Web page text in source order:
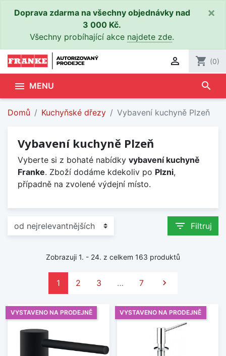
Doprava zdarma na všechny objednávky nad
3 000 Kč.
Všechny probíhající akce najdete zde.
×
 shopping_cart (0)
 MENU search
Domů Kuchyňské dřezy Vybavení kuchyně Plzeň
Vybavení kuchyně Plzeň
Vyberte si z bohaté nabídky vybavení kuchyně
Franke. Zboží dodáme kdekoliv po Plzni,
případně na zvolené výdejní místo.
filter_list Filtruj
Zobrazuji 1. - 24. z celkem 163 produktů
1 2 3 … 7 Další

VYSTAVENO NA PRODEJNĚ VYSTAVENO NA PRODEJNĚ